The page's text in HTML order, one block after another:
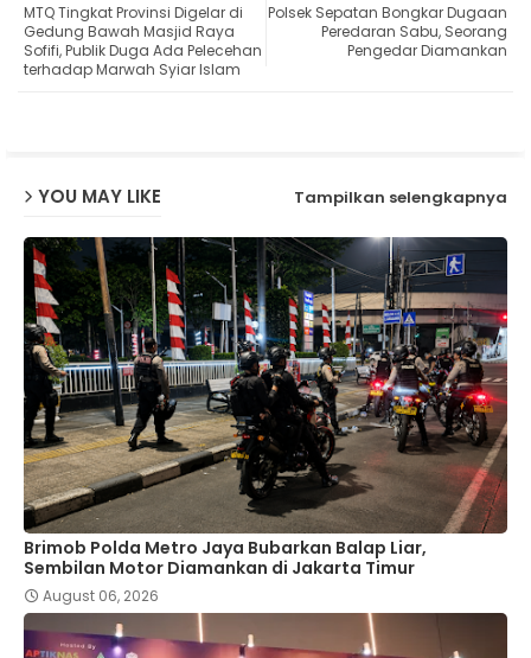
ter ats
Polsek Sepatan Bongkar Dugaan
Peredaran Sabu, Seorang
Pengedar Diamankan
MTQ Tingkat Provinsi Digelar di
Gedung Bawah Masjid Raya
Sofifi, Publik Duga Ada Pelecehan
terhadap Marwah Syiar Islam
YOU MAY LIKE Tampilkan selengkapnya
Brimob Polda Metro Jaya Bubarkan Balap Liar,
Sembilan Motor Diamankan di Jakarta Timur
August 06, 2026